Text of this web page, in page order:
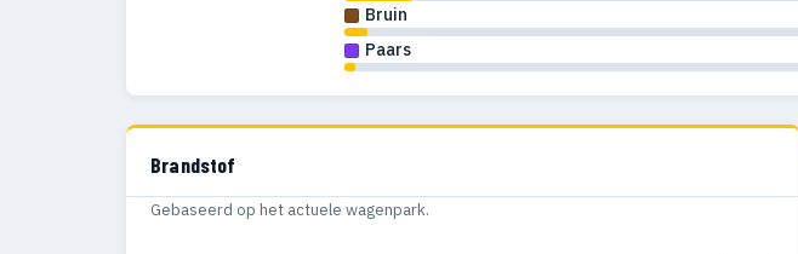
Bruin
Paars
Brandstof
Gebaseerd op het actuele wagenpark.